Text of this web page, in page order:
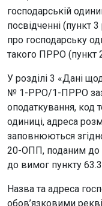
господарській
посвідченні (пункт
про господарську
такого ПРРО (пункт
У розділі 3 «Дані
№ 1-РРО/1-ПРРО
оподаткування, код
одиниці, адреса
заповнюються
20-ОПП, поданим до
до вимог пункту
Назва та адреса
обов’язковими